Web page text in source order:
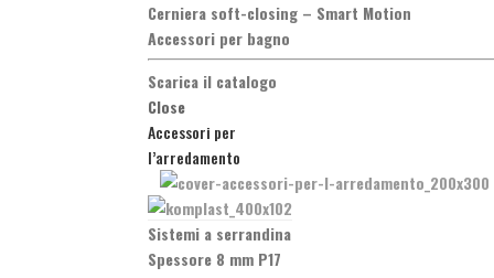
Cerniera soft-closing – Smart Motion
Accessori per bagno
Scarica il catalogo
Close
Accessori per
l’arredamento
Sistemi a serrandina
Spessore 8 mm P17